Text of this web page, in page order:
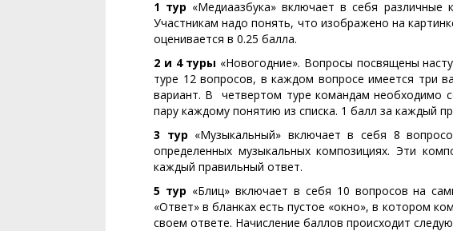
1 тур «Медиаазбука» включает в себя различные
Участникам надо понять, что изображено на
оценивается в 0.25 балла.
2 и 4 туры «Новогодние». Вопросы посвящены
туре 12 вопросов, в каждом вопросе имеется три
вариант. В четвертом туре командам необходимо
пару каждому понятию из списка. 1 балл за каждый
3 тур «Музыкальный» включает в себя 8
определенных музыкальных композициях. Эти
каждый правильный ответ.
5 тур «Блиц» включает в себя 10 вопросов на
«Ответ» в бланках есть пустое «окно», в котором
своем ответе. Начисление баллов происходит